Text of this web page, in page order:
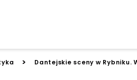
> Dantejskie sceny w Rybniku.